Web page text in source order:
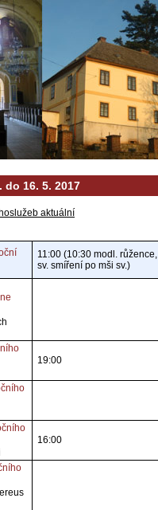
16. 5. 2017
aktuální
11:00 (10:30 modl. růžence,
sv. smíření po mši sv.)
19:00
16:00